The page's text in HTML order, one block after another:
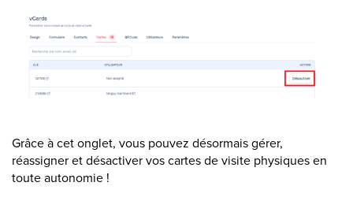
Grâce à cet onglet, vous pouvez désormais gérer,
réassigner et désactiver vos cartes de visite physiques en
toute autonomie !